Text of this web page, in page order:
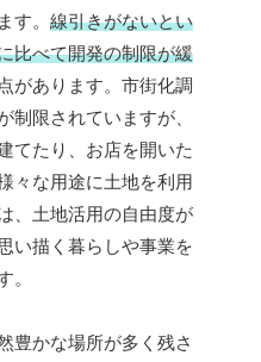
す。 線引きがないとい
比べて開発の制限が緩
があります。市街化調
制限されていますが、
てたり、お店を開いた
々な用途に土地を利用
、土地活用の自由度が
い描く暮らしや事業を
。
豊かな場所が多く残さ